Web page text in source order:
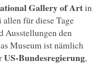
Gallery of Artin
für diese Tage
Ausstellungen den
Museum ist nämlich
US-Bundesregierung,